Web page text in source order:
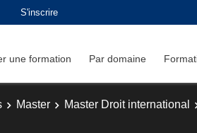
S'inscrire
une formation Par domaine
Master Master Droit international